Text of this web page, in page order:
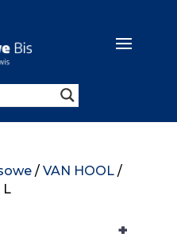
/ VAN HOOL/
L
+